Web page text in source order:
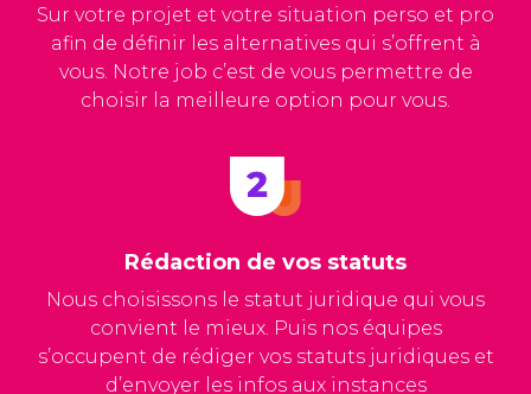
Sur votre projet et votre situation perso et pro
afin de définir les alternatives qui s’offrent à
vous. Notre job c’est de vous permettre de
choisir la meilleure option pour vous.
Rédaction de vos statuts
Nous choisissons le statut juridique qui vous
convient le mieux. Puis nos équipes
s’occupent de rédiger vos statuts juridiques et
d’envoyer les infos aux instances